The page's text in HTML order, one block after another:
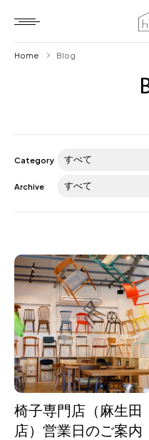
Blog
About us
for Business
Recruit
Contact
Home Blog
Category
Archive
椅子専門店（麻生田
店）営業日のご案内